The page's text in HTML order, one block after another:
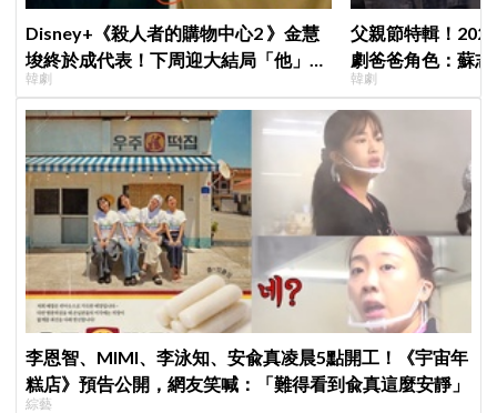
Disney+《殺人者的購物中心2 》金慧
埈終於成代表！下周迎大結局「他」出
現成最大伏筆
韓劇
父親節特輯！
劇爸爸角色：蘇
命都可以不要
韓劇
李恩智、MIMI、李泳知、安兪真凌晨5點開工！《宇宙年
糕店》預告公開，網友笑喊：「難得看到兪真這麼安靜」
綜藝